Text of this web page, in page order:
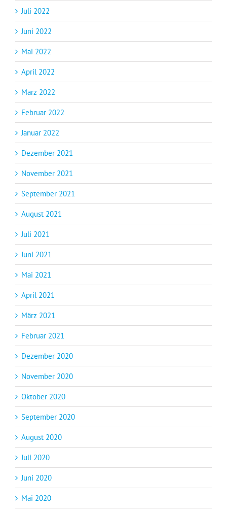
Juli 2022
Juni 2022
Mai 2022
April 2022
März 2022
Februar 2022
Januar 2022
Dezember 2021
November 2021
September 2021
August 2021
Juli 2021
Juni 2021
Mai 2021
April 2021
März 2021
Februar 2021
Dezember 2020
November 2020
Oktober 2020
September 2020
August 2020
Juli 2020
Juni 2020
Mai 2020